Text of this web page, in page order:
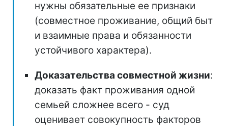
нужны обязательные ее признаки
(совместное проживание, общий быт
и взаимные права и обязанности
устойчивого характера).
Доказательства совместной жизни:
доказать факт проживания одной
семьей сложнее всего - суд
оценивает совокупность факторов